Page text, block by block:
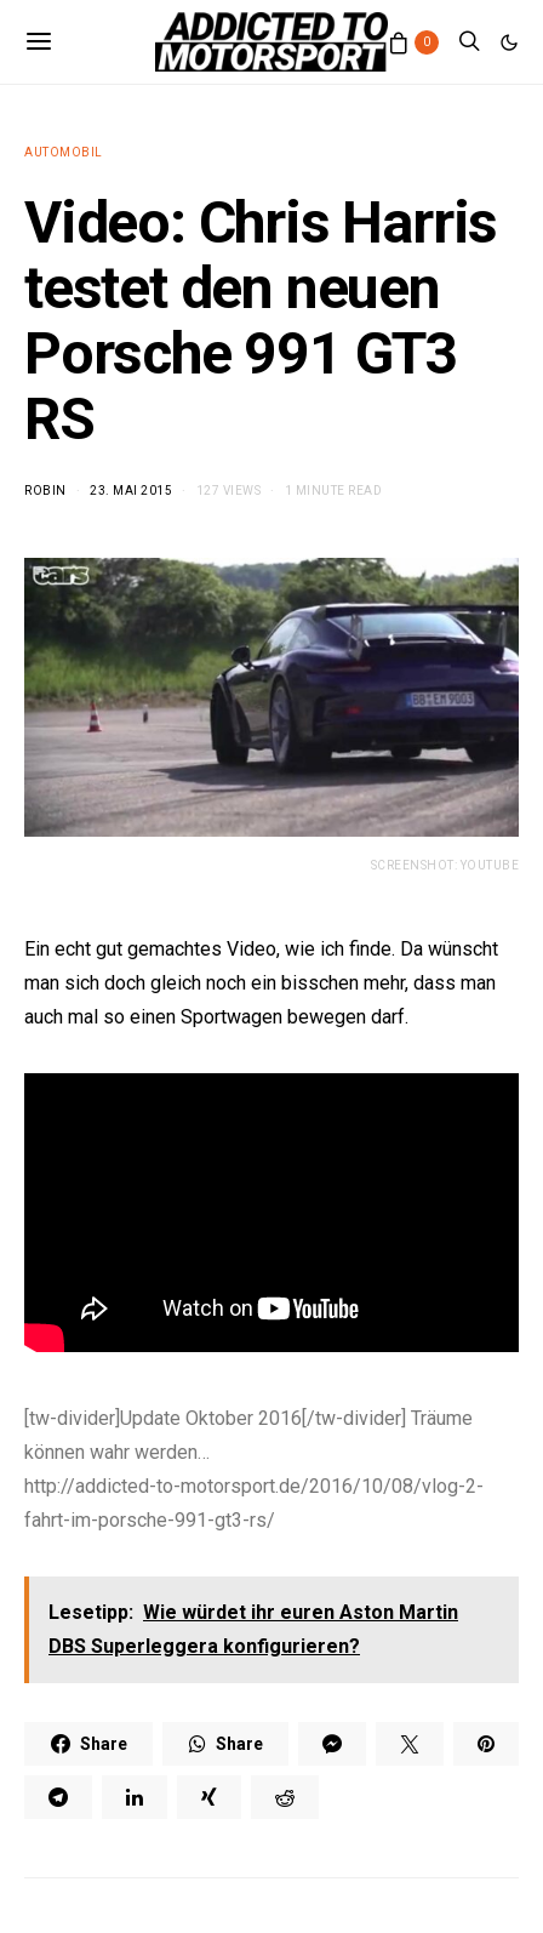
0
AUTOMOBIL
Video: Chris Harris
testet den neuen
Porsche 991 GT3
RS
ROBIN 23. MAI 2015 127 VIEWS 1 MINUTE READ
SCREENSHOT: YOUTUBE
Ein echt gut gemachtes Video, wie ich finde. Da wünscht
man sich doch gleich noch ein bisschen mehr, dass man
auch mal so einen Sportwagen bewegen darf.
[tw-divider]Update Oktober 2016[/tw-divider] Träume
können wahr werden…
http://addicted-to-motorsport.de/2016/10/08/vlog-2-
fahrt-im-porsche-991-gt3-rs/
Lesetipp: Wie würdet ihr euren Aston Martin
DBS Superleggera konfigurieren?
Share Share